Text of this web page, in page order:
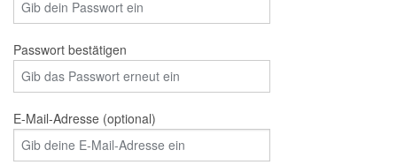
Passwort bestätigen
E-Mail-Adresse (optional)